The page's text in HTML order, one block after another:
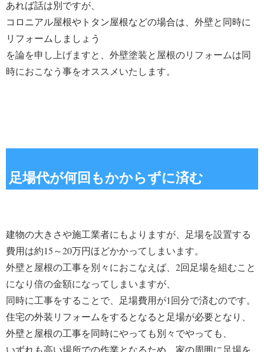
あれば話は別ですが、
コロニアル屋根やトタン屋根などの場合は、外壁と同時に
リフォームしましょう
を論を申し上げますと、外壁塗装と屋根のリフォームは同
時におこなう事をオススメいたします。
足場代が何回もかからずに済む
建物の大きさや施工業者にもよりますが、足場を設置する
費用は約15～20万円ほどかかってしまいます。
外壁と屋根の工事を別々におこなえば、2回足場を組むこと
になり倍の金額になってしまいますが、
同時に工事をすることで、足場費用が1回分で済むのです。
住宅の外装リフォームをするとなると足場が必要となり、
外壁と屋根の工事を同時にやっても別々でやっても、